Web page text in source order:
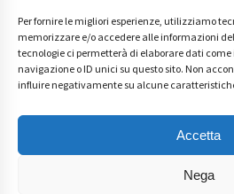
Per fornire le migliori esperienze, utilizziamo
memorizzare e/o accedere alle informazioni
tecnologie ci permetterà di elaborare dati
navigazione o ID unici su questo sito. Non
influire negativamente su alcune
Accetta
Nega
Main Partner